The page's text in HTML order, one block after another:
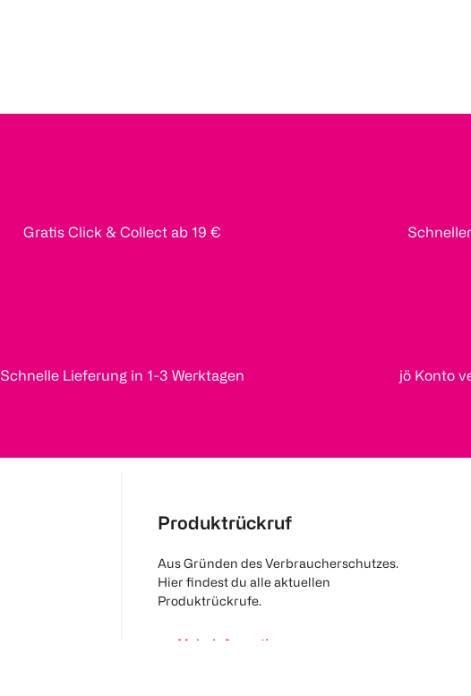
Gratis Click & Collect ab 19 €
Schnelle Lieferung in 1-3 Werktagen jö Konto
Produktrückruf
Aus Gründen des Verbraucherschutzes.
Hier findest du alle aktuellen
Produktrückrufe.
Mehr Informationen